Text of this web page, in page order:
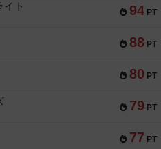
94 PT
ト
88 PT
80 PT
79 PT
77 PT